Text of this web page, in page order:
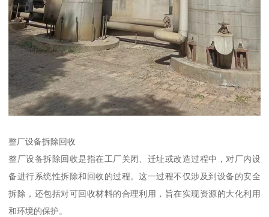
整厂设备拆除回收
整厂设备拆除回收是指在工厂关闭、迁址或改造过程中，对厂内设
备进行系统性拆除和回收的过程。这一过程不仅涉及到设备的安全
拆除，还包括对可回收材料的合理利用，旨在实现资源的大化利用
和环境的保护。